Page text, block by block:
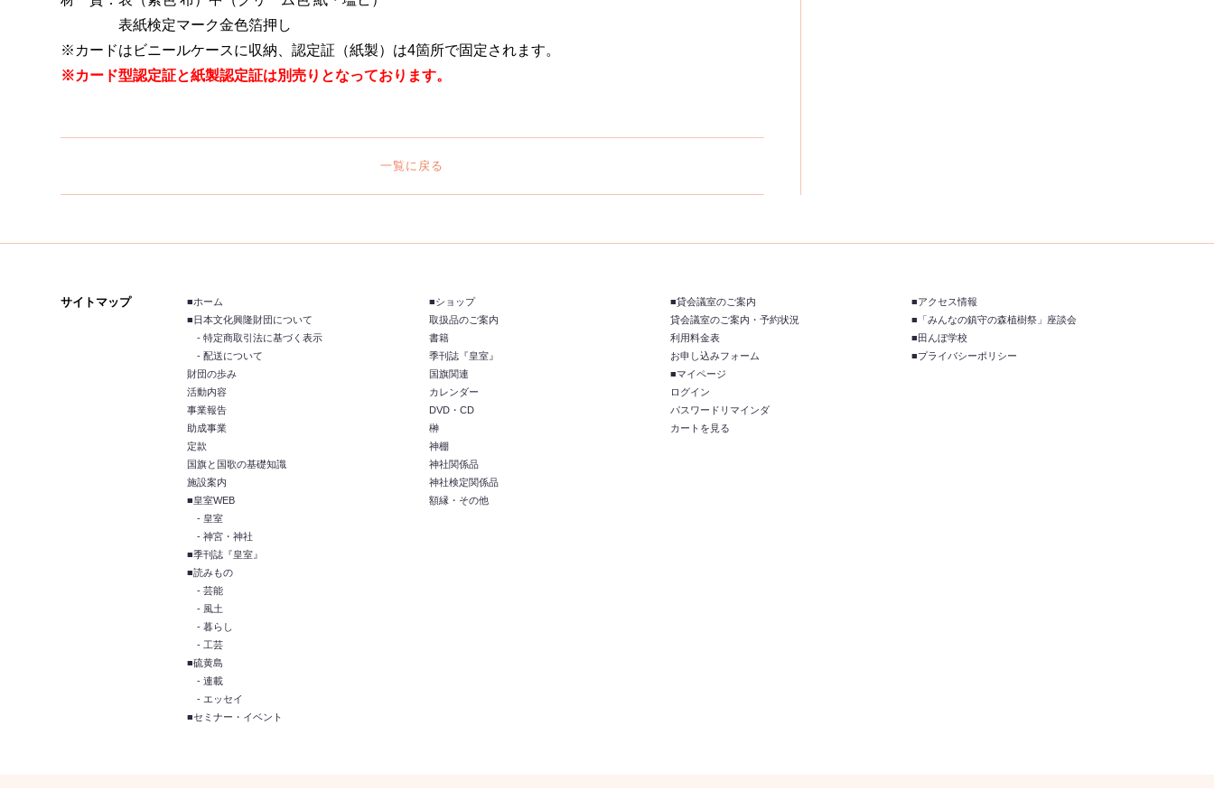
表紙検定マーク金色箔押し
※カードはビニールケースに収納、認定証（紙製）は4箇所で固定されます。
※カード型認定証と紙製認定証は別売りとなっております。
一覧に戻る
サイトマップ
■ホーム
■日本文化興隆財団について
- 特定商取引法に基づく表示
- 配送について
財団の歩み
活動内容
事業報告
助成事業
定款
国旗と国歌の基礎知識
施設案内
■皇室WEB
- 皇室
- 神宮・神社
■季刊誌『皇室』
■読みもの
- 芸能
- 風土
- 暮らし
- 工芸
■硫黄島
- 連載
- エッセイ
■セミナー・イベント
■ショップ
取扱品のご案内
書籍
季刊誌『皇室』
国旗関連
カレンダー
DVD・CD
榊
神棚
神社関係品
神社検定関係品
額縁・その他
■貸会議室のご案内
貸会議室のご案内・予約状況
利用料金表
お申し込みフォーム
■マイページ
ログイン
パスワードリマインダ
カートを見る
■アクセス情報
■「みんなの鎮守の森植樹祭」座談会
■田んぼ学校
■プライバシーポリシー